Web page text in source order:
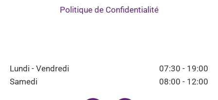
Politique de Confidentialité
Lundi - Vendredi
07:30 - 19:00
Samedi
08:00 - 12:00